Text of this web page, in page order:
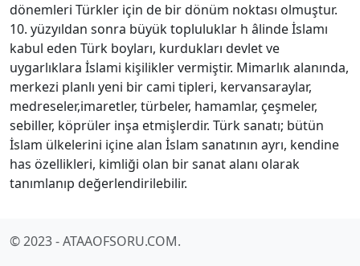
dönemleri Türkler için de bir dönüm noktası olmuştur.
10. yüzyıldan sonra büyük topluluklar h âlinde İslamı
kabul eden Türk boyları, kurdukları devlet ve
uygarlıklara İslami kişilikler vermiştir. Mimarlık alanında,
merkezi planlı yeni bir cami tipleri, kervansaraylar,
medreseler,imaretler, türbeler, hamamlar, çeşmeler,
sebiller, köprüler inşa etmişlerdir. Türk sanatı; bütün
İslam ülkelerini içine alan İslam sanatının ayrı, kendine
has özellikleri, kimliği olan bir sanat alanı olarak
tanımlanıp değerlendirilebilir.
© 2023 - ATAAOFSORU.COM.